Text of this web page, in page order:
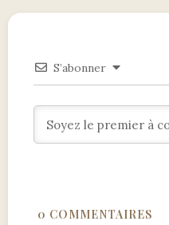
S’abonner
0 COMMENTAIRES